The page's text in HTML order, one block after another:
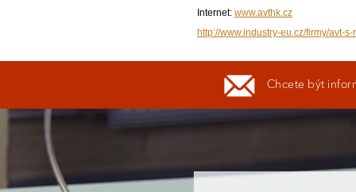
Internet: www.avthk.cz
http://www.industry-eu.cz/firmy/avt-s-
Chcete být